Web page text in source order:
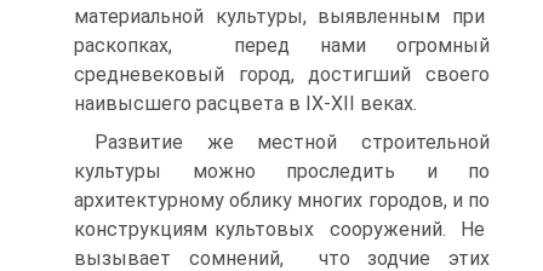
материальной культуры, выявленным при
раскопках, перед нами огромный
средневековый город, достигший своего
наивысшего расцвета в IX-XII веках.
Развитие же местной строительной
культуры можно проследить и по
архитектурному облику многих городов, и по
конструкциям культовых сооружений. Не
вызывает сомнений, что зодчие этих